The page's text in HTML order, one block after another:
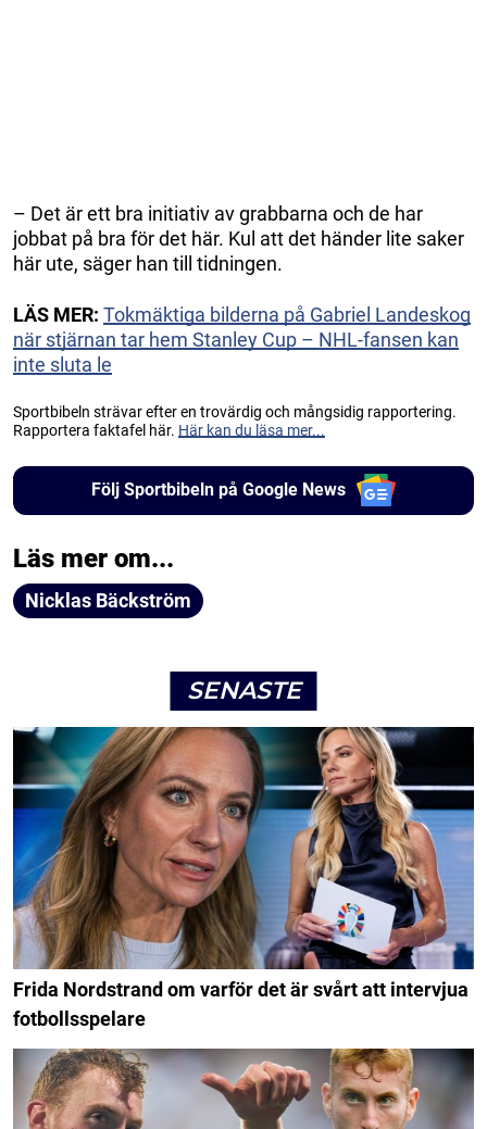
– Det är ett bra initiativ av grabbarna och de har
jobbat på bra för det här. Kul att det händer lite saker
här ute, säger han till tidningen.
LÄS MER: Tokmäktiga bilderna på Gabriel Landeskog
när stjärnan tar hem Stanley Cup – NHL-fansen kan
inte sluta le
Sportbibeln strävar efter en trovärdig och mångsidig rapportering.
Rapportera faktafel här. Här kan du läsa mer...
Följ Sportbibeln på Google News
Läs mer om...
Nicklas Bäckström
SENASTE
Frida Nordstrand om varför det är svårt att intervjua
fotbollsspelare